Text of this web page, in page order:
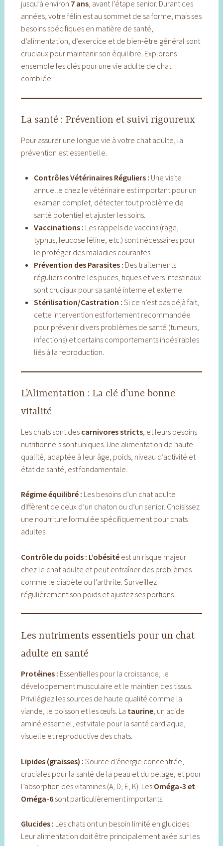
jusqu’à environ 7 ans, avant l’étape senior. Durant ces
années, votre félin est au sommet de sa forme, mais ses
besoins spécifiques en matière de santé,
d’alimentation, d’exercice et de bien-être général sont
cruciaux pour maintenir son équilibre. Explorons
ensemble les clés pour une vie adulte de chat
comblée.
La santé : Prévention et suivi rigoureux
Pour assurer une longue vie à votre chat adulte, la
prévention est essentielle.
Contrôles Vétérinaires Réguliers : Une visite
annuelle chez le vétérinaire est important pour un
examen complet, détecter tout problème de
santé potentiel et ajuster les soins.
Vaccinations : Les rappels de vaccins (rage,
typhus, leucose féline, etc.) sont nécessaires pour
le protéger des maladies courantes.
Prévention des Parasites : Des traitements
réguliers contre les puces, tiques et vers intestinaux
sont cruciaux pour sa santé interne et externe.
Stérilisation/Castration : Si ce n’est pas déjà fait,
cette intervention est fortement recommandée
pour prévenir divers problèmes de santé (tumeurs,
infections) et certains comportements indésirables
liés à la reproduction.
L’Alimentation : La clé d’une bonne
vitalité
Les chats sont des carnivores stricts, et leurs besoins
nutritionnels sont uniques. Une alimentation de haute
qualité, adaptée à leur âge, poids, niveau d’activité et
état de santé, est fondamentale.
Régime équilibré : Les besoins d’un chat adulte
diffèrent de ceux d’un chaton ou d’un senior. Choisissez
une nourriture formulée spécifiquement pour chats
adultes.
Contrôle du poids : L’obésitéest un risque majeur
chez le chat adulte et peut entraîner des problèmes
comme le diabète ou l’arthrite. Surveillez
régulièrement son poids et ajustez ses portions.
Les nutriments essentiels pour un chat
adulte en santé
Protéines : Essentielles pour la croissance, le
développement musculaire et le maintien des tissus.
Privilégiez les sources de haute qualité comme la
viande, le poisson et les œufs. La taurine, un acide
aminé essentiel, est vitale pour la santé cardiaque,
visuelle et reproductive des chats.
Lipides (graisses) : Source d’énergie concentrée,
cruciales pour la santé de la peau et du pelage, et pour
l’absorption des vitamines (A, D, E, K). Les Oméga-3 et
Oméga-6sont particulièrement importants.
Glucides : Les chats ont un besoin limité en glucides.
Leur alimentation doit être principalement axée sur les